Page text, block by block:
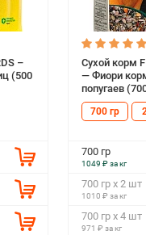
–
(500
Сухой корм
— Фиори
попугаев
700 гр
700 гр
1049 ₽ за кг
700 гр х 2 шт
1010 ₽ за кг
700 гр х 4 шт
971 ₽ за кг